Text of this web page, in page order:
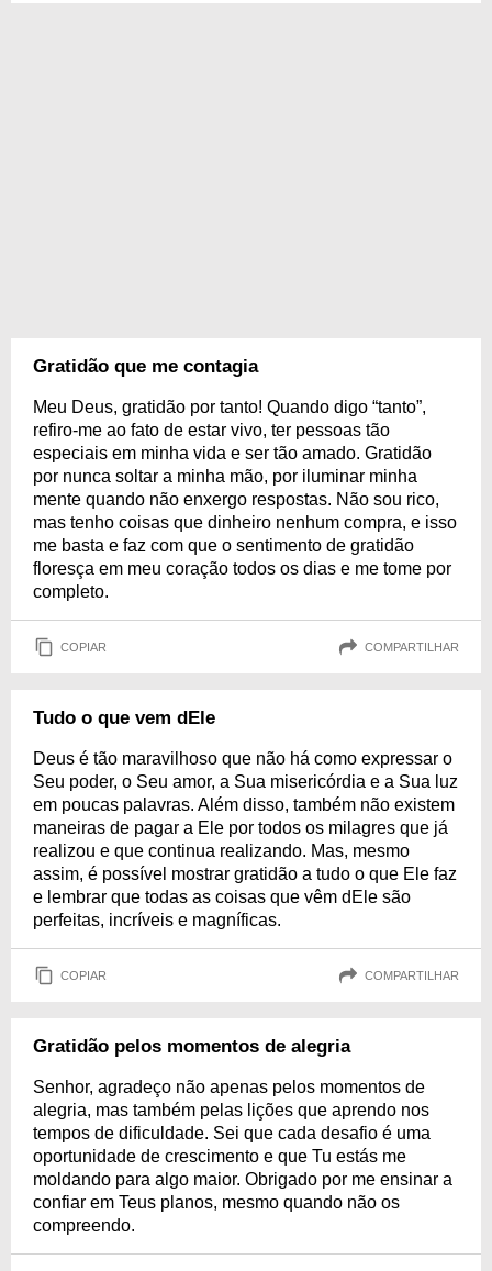
Gratidão que me contagia
Meu Deus, gratidão por tanto! Quando digo “tanto”,
refiro-me ao fato de estar vivo, ter pessoas tão
especiais em minha vida e ser tão amado. Gratidão
por nunca soltar a minha mão, por iluminar minha
mente quando não enxergo respostas. Não sou rico,
mas tenho coisas que dinheiro nenhum compra, e isso
me basta e faz com que o sentimento de gratidão
floresça em meu coração todos os dias e me tome por
completo.
COPIAR COMPARTILHAR
Tudo o que vem dEle
Deus é tão maravilhoso que não há como expressar o
Seu poder, o Seu amor, a Sua misericórdia e a Sua luz
em poucas palavras. Além disso, também não existem
maneiras de pagar a Ele por todos os milagres que já
realizou e que continua realizando. Mas, mesmo
assim, é possível mostrar gratidão a tudo o que Ele faz
e lembrar que todas as coisas que vêm dEle são
perfeitas, incríveis e magníficas.
COPIAR COMPARTILHAR
Gratidão pelos momentos de alegria
Senhor, agradeço não apenas pelos momentos de
alegria, mas também pelas lições que aprendo nos
tempos de dificuldade. Sei que cada desafio é uma
oportunidade de crescimento e que Tu estás me
moldando para algo maior. Obrigado por me ensinar a
confiar em Teus planos, mesmo quando não os
compreendo.